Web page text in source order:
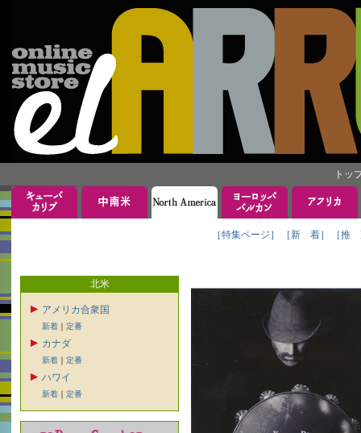
トッ
［特集ページ］ ［新 着］ ［推
北米
アメリカ合衆国
新着 ｜ 定番
カナダ
新着 ｜ 定番
ハワイ
新着 ｜ 定番